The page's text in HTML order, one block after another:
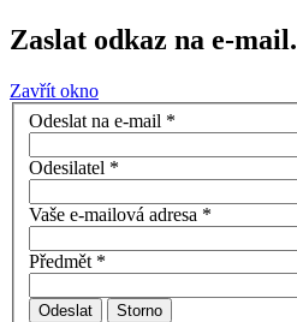
Zaslat odkaz na e-mail.
Zavřít okno
Odeslat na e-mail *
Odesilatel *
Vaše e-mailová adresa *
Předmět*
Odeslat Storno